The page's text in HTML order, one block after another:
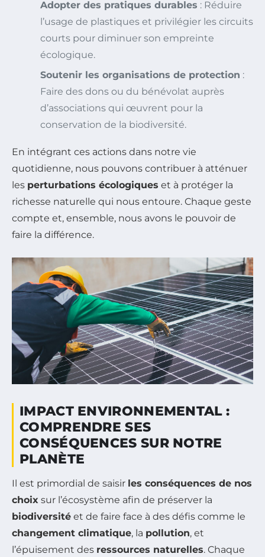
Adopter des pratiques durables : Réduire
l’usage de plastiques et privilégier les circuits
courts pour diminuer son empreinte
écologique.
Soutenir les organisations de protection :
Faire des dons ou du bénévolat auprès
d’associations qui œuvrent pour la
conservation de la biodiversité.
En intégrant ces actions dans notre vie
quotidienne, nous pouvons contribuer à atténuer
les perturbations écologiques et à protéger la
richesse naturelle qui nous entoure. Chaque geste
compte et, ensemble, nous avons le pouvoir de
faire la différence.
IMPACT ENVIRONNEMENTAL :
COMPRENDRE SES
CONSÉQUENCES SUR NOTRE
PLANÈTE
Il est primordial de saisir les conséquences de nos
choix sur l’écosystème afin de préserver la
biodiversité et de faire face à des défis comme le
changement climatique, la pollution, et
l’épuisement des ressources naturelles. Chaque